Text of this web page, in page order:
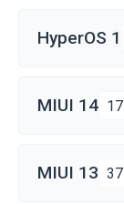
HyperOS 1
MIUI 14 17
MIUI 13 37